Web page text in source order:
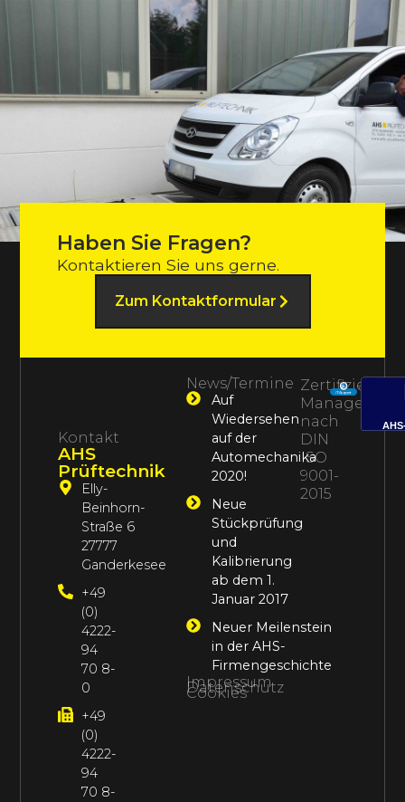
Haben Sie Fragen?
Kontaktieren Sie uns gerne.
Zum Kontaktformular
News/Termine
Auf
Wiedersehen
auf der
Automechanika
2020!
Neue
Stückprüfung
und
Kalibrierung
ab dem 1.
Januar 2017
Neuer Meilenstein
in der AHS-
Firmengeschichte
Impressum
Datenschutz
Cookies
Kontakt
AHS
Prüftechnik
Elly-
Beinhorn-
Straße 6
27777
Ganderkesee
+49
(0)
4222-
94
70 8-
0
+49
(0)
4222-
94
70 8-
Zertifiziertes
nach
DIN
ISO
9001-
2015